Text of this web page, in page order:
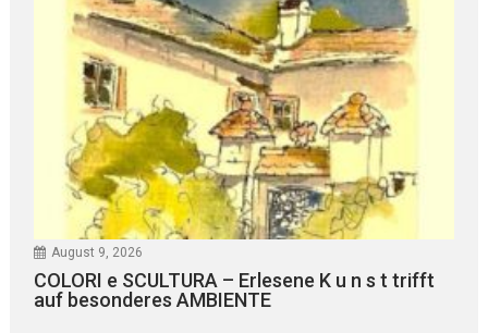
August 9, 2026
COLORI e SCULTURA – Erlesene K u n s t trifft
auf besonderes AMBIENTE